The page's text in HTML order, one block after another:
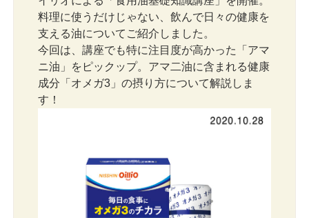
料理に使うだけじゃない、飲んで日々の健康を
支える油についてご紹介しました。
今回は、講座でも特に注目度が高かった「アマ
ニ油」をピックップ。アマ二油に含まれる健康
成分「オメガ3」の摂り方について解説しま
す！